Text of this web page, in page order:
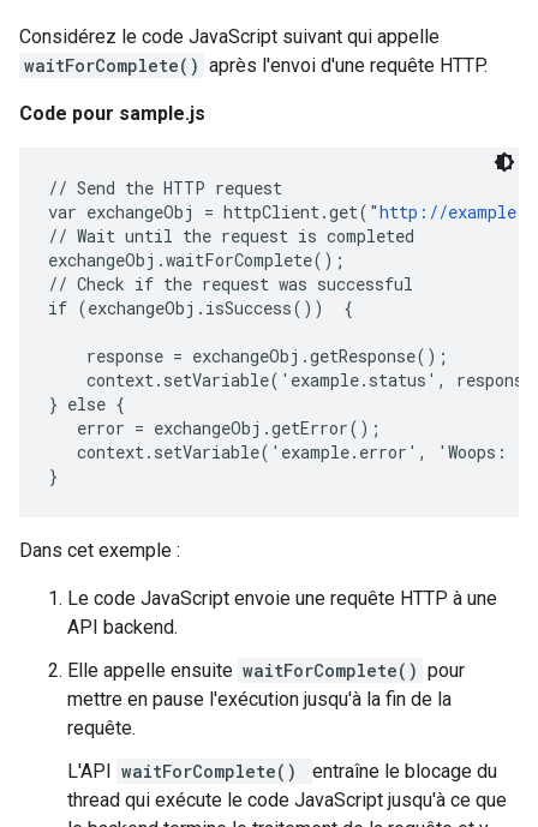
Considérez le code JavaScript suivant qui appelle
waitForComplete() après l'envoi d'une requête HTTP.
Code pour sample.js
// Send the HTTP request
var exchangeObj = httpClient.get("http://
// Wait until the request is completed
exchangeObj.waitForComplete();
// Check if the request was successful
if (exchangeObj.isSuccess())  {
    response = exchangeObj.getResponse();
context.setVariable('example.status',
} else {
   error = exchangeObj.getError();
context.setVariable('example.error', 'Woops: '
Dans cet exemple :
Le code JavaScript envoie une requête HTTP à une
API backend.
Elle appelle ensuite waitForComplete() pour
mettre en pause l'exécution jusqu'à la fin de la
requête.
L'API waitForComplete()
entraîne le blocage du
thread qui exécute le code JavaScript jusqu'à ce que